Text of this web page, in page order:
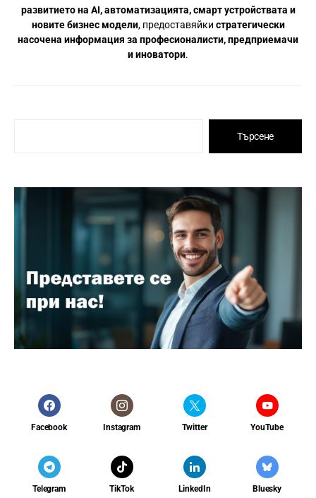
развитието на AI, автоматизацията, смарт устройствата и
новите бизнес модели, предоставяйки стратегически
насочена информация за професионалисти, предприемачи
и иноватори.
Търсене
Facebook Instagram Twitter YouTube
Telegram TikTok LinkedIn Bluesky